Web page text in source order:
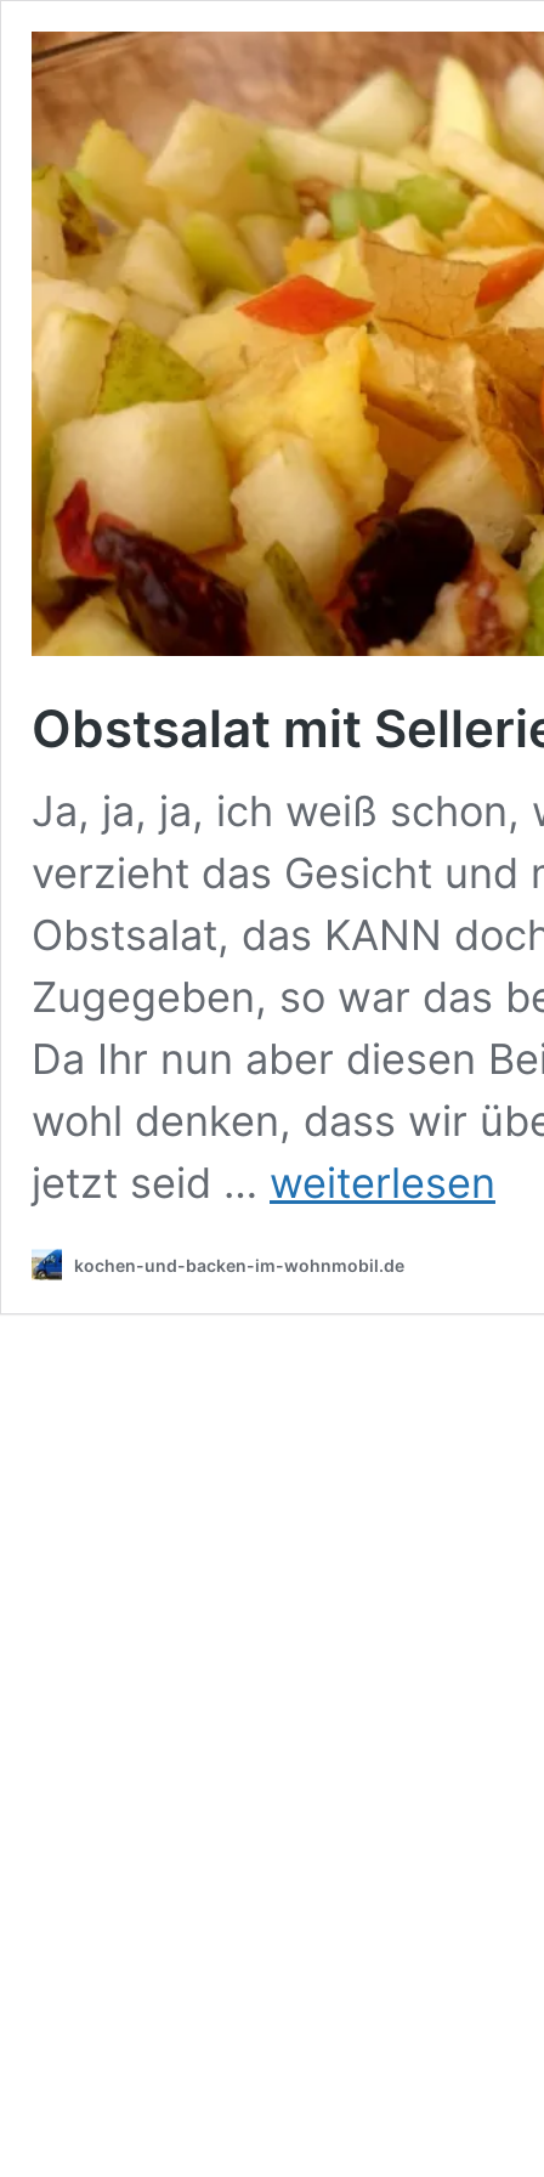
Obstsalat mit
Ja, ja, ja, ich weiß
verzieht das Gesicht und
Obstsalat, das KANN
Zugegeben, so war das
Da Ihr nun aber diesen
wohl denken, dass wir
jetzt seid …
Obstsalat
mit
weiterlesen
kochen-und-backen-im-wohnmobil.de